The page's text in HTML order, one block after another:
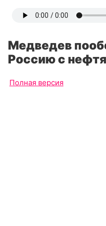
Медведев
Россию с
Полная версия